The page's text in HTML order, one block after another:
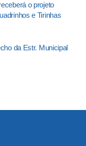
o projeto
e Tirinhas
da Estr. Municipal